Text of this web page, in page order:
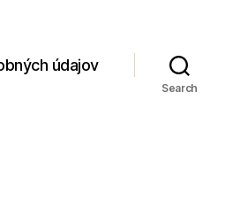
údajov
Search